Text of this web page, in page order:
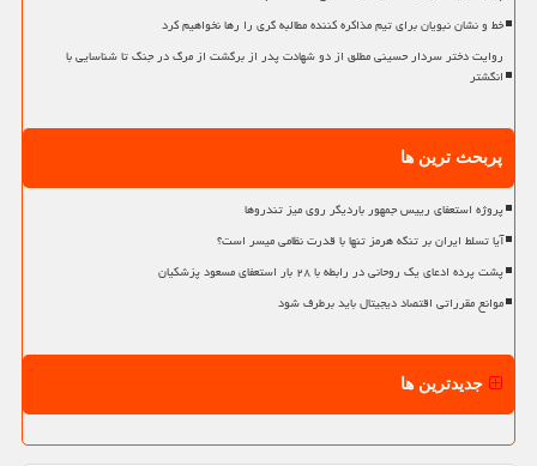
خط و نشان نبویان برای تیم مذاکره کننده مطالبه گری را رها نخواهیم کرد
روایت دختر سردار حسینی مطلق از دو شهادت پدر از برگشت از مرگ در جنگ تا شناسایی با
انگشتر
پربحث ترین ها
پروژه استعفای رییس جمهور باردیگر روی میز تندروها
آیا تسلط ایران بر تنگه هرمز تنها با قدرت نظامی میسر است؟
پشت پرده ادعای یک روحانی در رابطه با ۲۸ بار استعفای مسعود پزشکیان
موانع مقرراتی اقتصاد دیجیتال باید برطرف شود
جدیدترین ها